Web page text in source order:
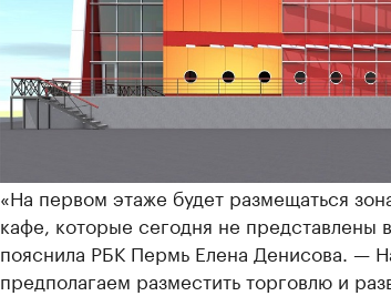
«На первом этаже будет размещаться
кафе, которые сегодня не
пояснила РБК Пермь Елена Денисова. —
предполагаем разместить торговлю и